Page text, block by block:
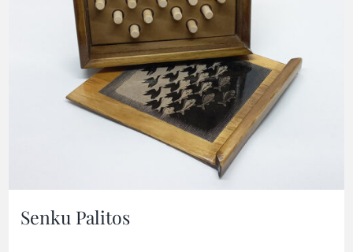
Senku Palitos